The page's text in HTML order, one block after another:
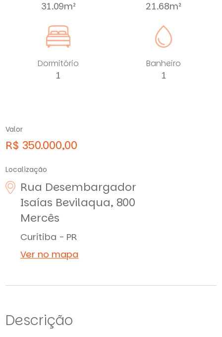
31.09m² 21.68m²
Dormitório
1
Banheiro
1
Valor
R$ 350.000,00
Localização
Rua Desembargador
Isaías Bevilaqua, 800
Mercês
Curitiba - PR
Ver no mapa
Descrição